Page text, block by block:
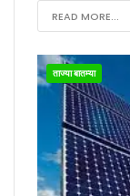
READ MORE...
ताज्या बातम्या